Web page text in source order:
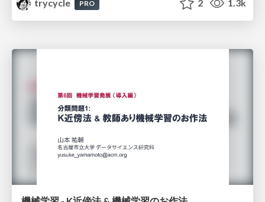
trycycle PRO 2 1.3k